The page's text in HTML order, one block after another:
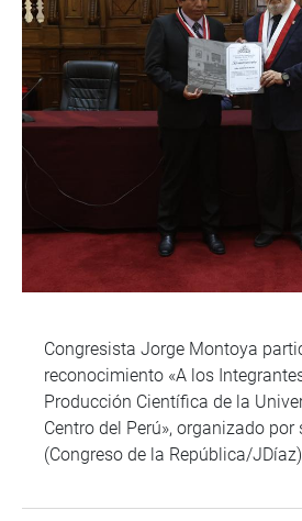
Congresista Jorge Montoya
reconocimiento «A los
Producción Científica de la
Centro del Perú», organizado por
(Congreso de la República/JDíaz)